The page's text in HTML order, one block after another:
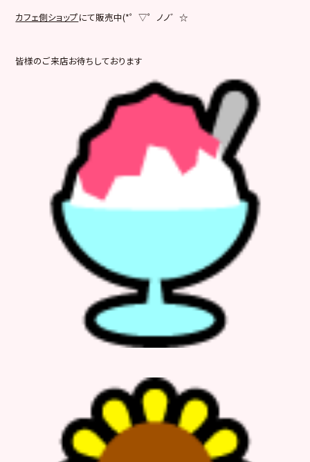
カフェ側ショップにて販売中(*゜▽゜ノノ゛☆
皆様のご来店お待ちしております